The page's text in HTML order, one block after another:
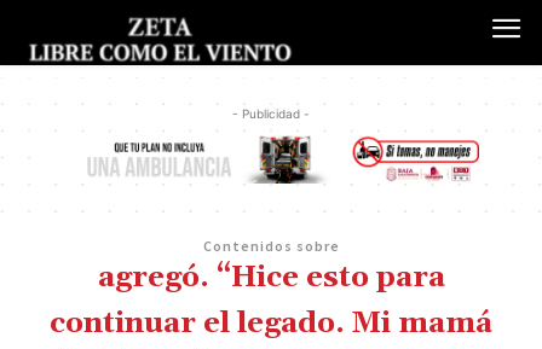
- Publicidad -
Contenidos sobre
agregó. “Hice esto para
continuar el legado. Mi mamá